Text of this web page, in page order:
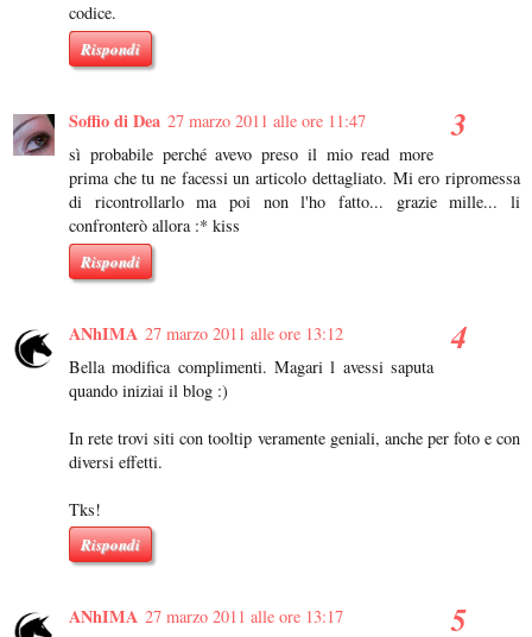
codice.
Rispondi
Soffio di Dea 27 marzo 2011 alle ore 11:47
sì probabile perché avevo preso il mio read more
prima che tu ne facessi un articolo dettagliato. Mi ero ripromessa
di ricontrollarlo ma poi non l'ho fatto... grazie mille... li
confronterò allora :* kiss
Rispondi
ANhIMA 27 marzo 2011 alle ore 13:12
Bella modifica complimenti. Magari l avessi saputa
quando iniziai il blog :)
In rete trovi siti con tooltip veramente geniali, anche per foto e con
diversi effetti.
Tks!
Rispondi
ANhIMA 27 marzo 2011 alle ore 13:17